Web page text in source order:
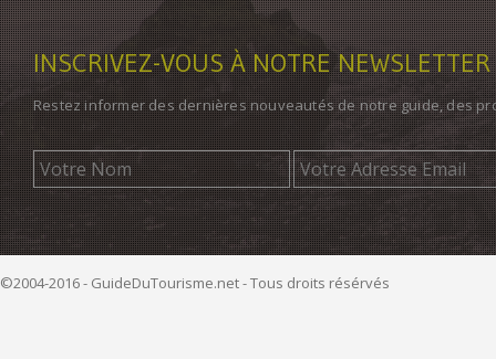
INSCRIVEZ-VOUS À NOTRE NEWSLETTER
Restez informer des dernières nouveautés de notre guide, des
©2004-2016 - GuideDuTourisme.net - Tous droits résérvés